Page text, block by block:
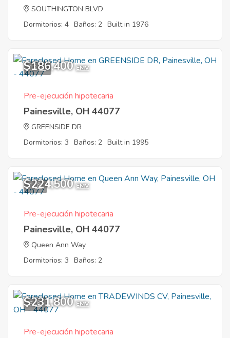
SOUTHINGTON BLVD
Dormitorios: 4 Baños: 2 Built in 1976
12
$186,400 EMV
Pre-ejecución hipotecaria
Painesville, OH 44077
GREENSIDE DR
Dormitorios: 3 Baños: 2 Built in 1995
1
$224,500 EMV
Pre-ejecución hipotecaria
Painesville, OH 44077
Queen Ann Way
Dormitorios: 3 Baños: 2
6
$231,800 EMV
Pre-ejecución hipotecaria